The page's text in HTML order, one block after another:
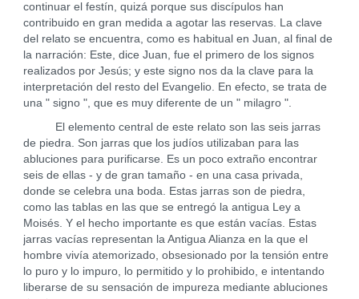
continuar el festín, quizá porque sus discípulos han
contribuido en gran medida a agotar las reservas. La clave
del relato se encuentra, como es habitual en Juan, al final de
la narración: Este, dice Juan, fue el primero de los signos
realizados por Jesús; y este signo nos da la clave para la
interpretación del resto del Evangelio. En efecto, se trata de
una " signo ", que es muy diferente de un " milagro ".
El elemento central de este relato son las seis jarras
de piedra. Son jarras que los judíos utilizaban para las
abluciones para purificarse. Es un poco extraño encontrar
seis de ellas - y de gran tamaño - en una casa privada,
donde se celebra una boda. Estas jarras son de piedra,
como las tablas en las que se entregó la antigua Ley a
Moisés. Y el hecho importante es que están vacías. Estas
jarras vacías representan la Antigua Alianza en la que el
hombre vivía atemorizado, obsesionado por la tensión entre
lo puro y lo impuro, lo permitido y lo prohibido, e intentando
liberarse de su sensación de impureza mediante abluciones